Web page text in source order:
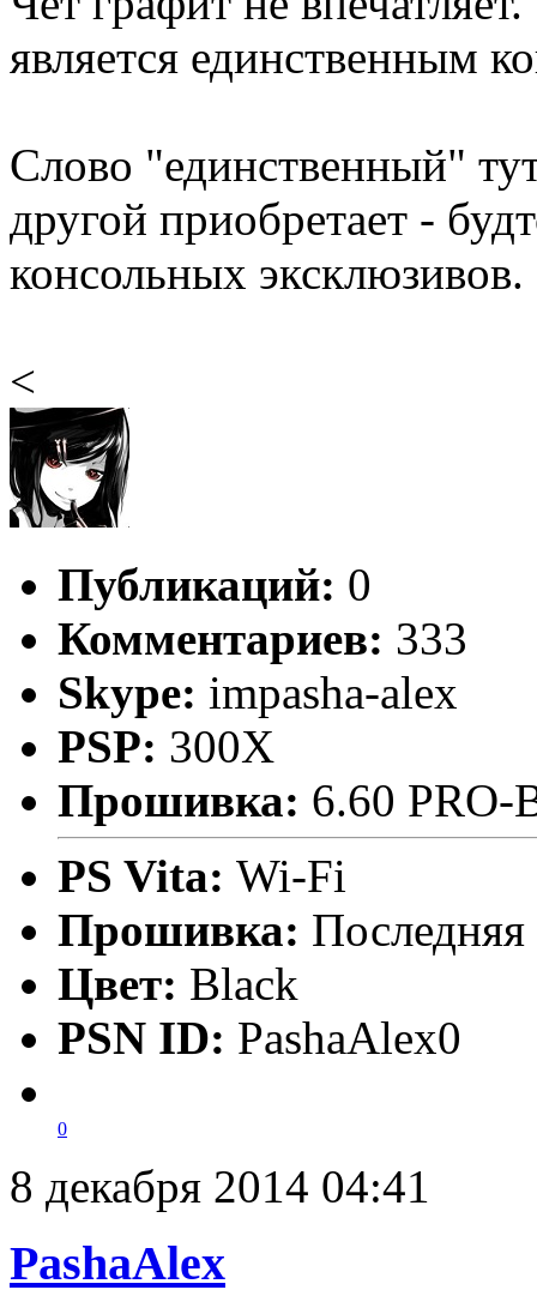
является единственным
Слово "единственный"
другой приобретает -
консольных эксклюзивов.
<
Публикаций: 0
Комментариев: 333
Skype: impasha-alex
PSP: 300X
Прошивка: 6.60 PRO-
PS Vita: Wi-Fi
Прошивка: Последняя
Цвет: Black
PSN ID: PashaAlex0
0
8 декабря 2014 04:41
PashaAlex